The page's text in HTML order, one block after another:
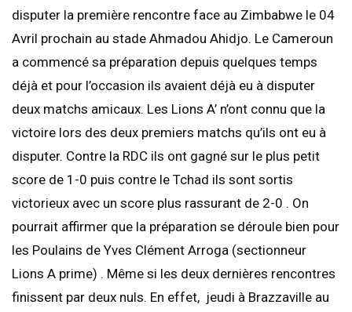
disputer la première rencontre face au Zimbabwe le 04
Avril prochain au stade Ahmadou Ahidjo. Le Cameroun
a commencé sa préparation depuis quelques temps
déjà et pour l’occasion ils avaient déjà eu à disputer
deux matchs amicaux. Les Lions A’ n’ont connu que la
victoire lors des deux premiers matchs qu’ils ont eu à
disputer. Contre la RDC ils ont gagné sur le plus petit
score de 1-0 puis contre le Tchad ils sont sortis
victorieux avec un score plus rassurant de 2-0 . On
pourrait affirmer que la préparation se déroule bien pour
les Poulains de Yves Clément Arroga (sectionneur
Lions A prime) . Même si les deux dernières rencontres
finissent par deux nuls. En effet, jeudi à Brazzaville au